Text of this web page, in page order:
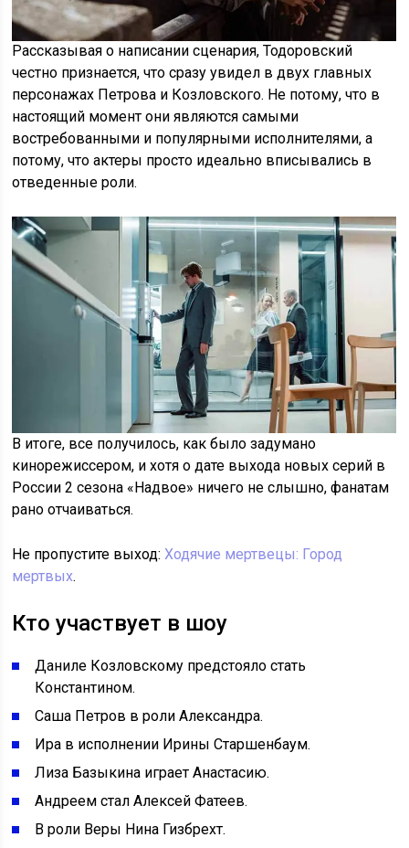
Рассказывая о написании сценария, Тодоровский
честно признается, что сразу увидел в двух главных
персонажах Петрова и Козловского. Не потому, что в
настоящий момент они являются самыми
востребованными и популярными исполнителями, а
потому, что актеры просто идеально вписывались в
отведенные роли.
В итоге, все получилось, как было задумано
кинорежиссером, и хотя о дате выхода новых серий в
России 2 сезона «Надвое» ничего не слышно, фанатам
рано отчаиваться.
Не пропустите выход:Ходячие мертвецы: Город
мертвых.
Кто участвует в шоу
Даниле Козловскому предстояло стать
Константином.
Саша Петров в роли Александра.
Ира в исполнении Ирины Старшенбаум.
Лиза Базыкина играет Анастасию.
Андреем стал Алексей Фатеев.
В роли Веры Нина Гизбрехт.